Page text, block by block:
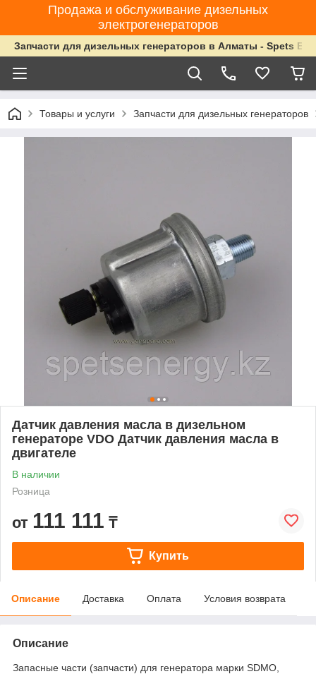
Продажа и обслуживание дизельных
электрогенераторов
Запчасти для дизельных генераторов в Алматы - Spets
Товары и услуги Запчасти для дизельных генераторов
Датчик давления масла в дизельном
генераторе VDO Датчик давления масла в
двигателе
В наличии
Розница
от 111 111 ₸
Купить
Описание Доставка Оплата Условия возврата
Описание
Запасные части (запчасти) для генератора марки SDMO,